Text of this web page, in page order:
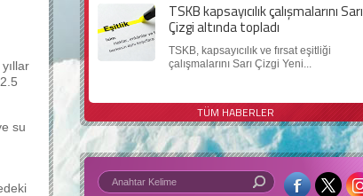
su
TSKB kapsayıcılık çalışmalarını Sarı
Çizgi altında topladı
TSKB, kapsayıcılık ve fırsat eşitliği
çalışmalarını Sarı Çizgi Yeni...
TÜM HABERLER